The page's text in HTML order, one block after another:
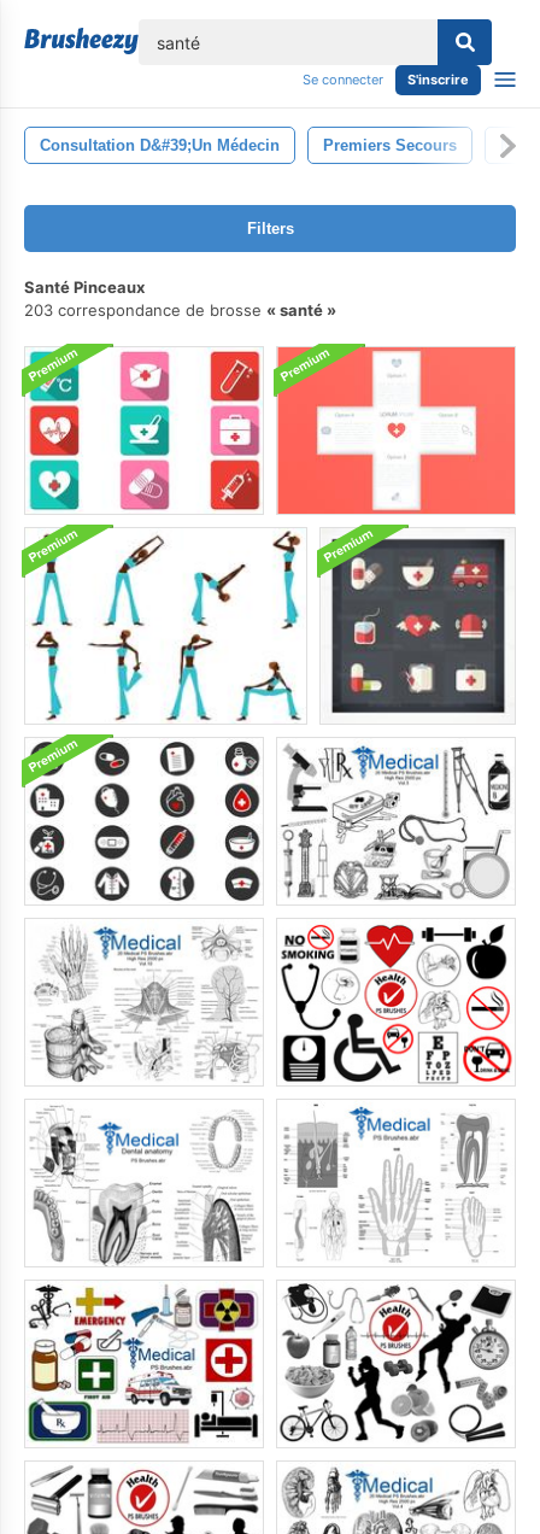
Se connecter S'inscrire
Consultation D&#39;un Médecin Premiers Secours
Filters
Santé Pinceaux
203 correspondance de brosse
santé